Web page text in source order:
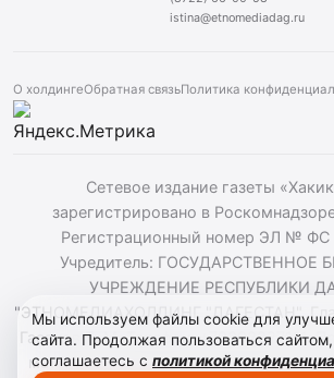
istina@etnomediadag.ru
О холдингеОбратная связьПолитика
Сетевое издание газеты
зарегистрировано в
Регистрационный номер ЭЛ № ФС
Учредитель:
УЧРЕЖДЕНИЕ РЕСПУБЛИКИ
"ЭТНОМЕДИАХОЛДИНГ "ДАГЕСТАН".
Гасанов Т. М. Телефон: +79392227111.
материалов сайта активная
Мы используем файлы cookie для
сайта. Продолжая пользоваться
соглашаетесь с политикой